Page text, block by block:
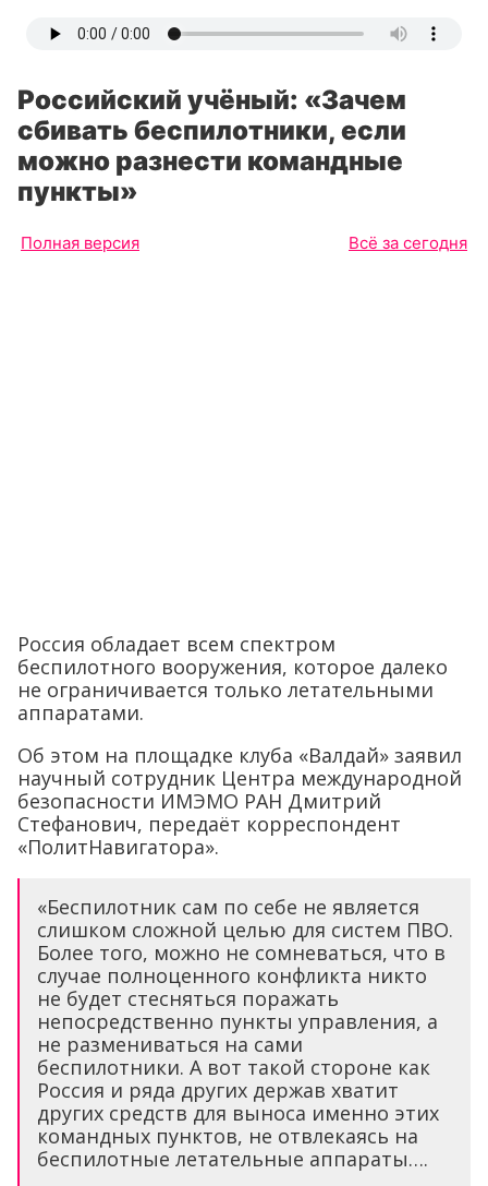
Российский учёный: «Зачем
сбивать беспилотники, если
можно разнести командные
пункты»
Полная версия Всё за сегодня
Россия обладает всем спектром
беспилотного вооружения, которое далеко
не ограничивается только летательными
аппаратами.
Об этом на площадке клуба «Валдай» заявил
научный сотрудник Центра международной
безопасности ИМЭМО РАН Дмитрий
Стефанович, передаёт корреспондент
«ПолитНавигатора».
«Беспилотник сам по себе не является
слишком сложной целью для систем ПВО.
Более того, можно не сомневаться, что в
случае полноценного конфликта никто
не будет стесняться поражать
непосредственно пункты управления, а
не размениваться на сами
беспилотники. А вот такой стороне как
Россия и ряда других держав хватит
других средств для выноса именно этих
командных пунктов, не отвлекаясь на
беспилотные летательные аппараты….